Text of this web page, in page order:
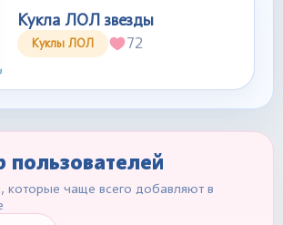
Кукла ЛОЛ звезды
Куклы ЛОЛ 72
пользователей
которые чаще всего добавляют в